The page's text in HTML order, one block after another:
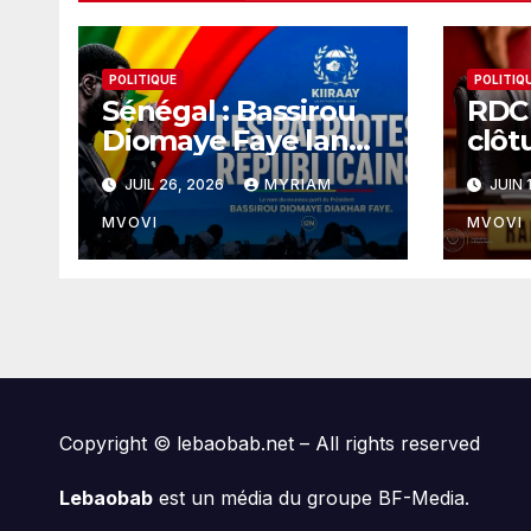
POLITIQUE
Sénégal : Bassirou
Diomaye Faye lance
son parti « KIIRAAY
» et officialise sa
rupture avec le
PASTEF
JUIL 26, 2026 MYRIAM
MVOVI
laJUIN
MVOVI
Copyright © lebaobab.net – All rights reserved
Lebaobab est un média du groupe BF-Media.